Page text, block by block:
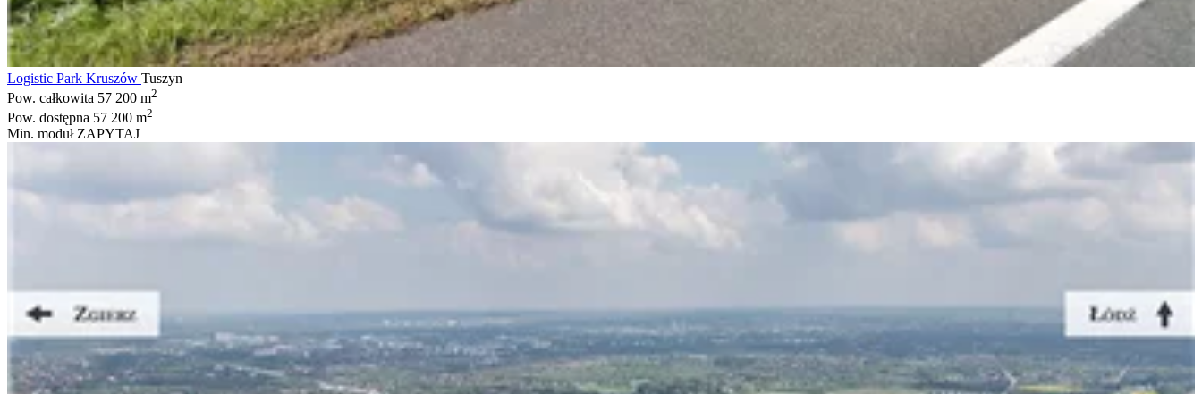
Logistic Park Kruszów Tuszyn
Pow. całkowita 57 200 m2
Pow. dostępna 57 200 m2
Min. moduł ZAPYTAJ